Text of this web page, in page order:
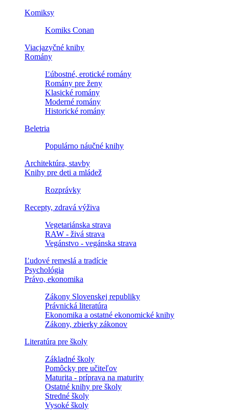
Komiksy
Komiks Conan
Viacjazyčné knihy
Romány
Ľúbostné, erotické romány
Romány pre ženy
Klasické romány
Moderné romány
Historické romány
Beletria
Populárno náučné knihy
Architektúra, stavby
Knihy pre deti a mládež
Rozprávky
Recepty, zdravá výživa
Vegetariánska strava
RAW - živá strava
Vegánstvo - vegánska strava
Ľudové remeslá a tradície
Psychológia
Právo, ekonomika
Zákony Slovenskej republiky
Právnická literatúra
Ekonomika a ostatné ekonomické knihy
Zákony, zbierky zákonov
Literatúra pre školy
Základné školy
Pomôcky pre učiteľov
Maturita - príprava na maturity
Ostatné knihy pre školy
Stredné školy
Vysoké školy